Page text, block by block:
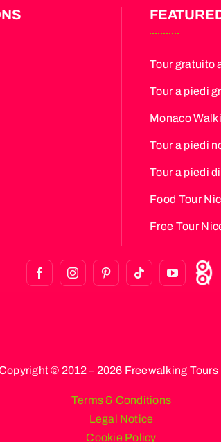
Tour gratuito
Tour a piedi
Monaco
Tour a piedi
Tour a piedi
Food Tour
Free Tour
© 2012 – 2026 Freewalking Tours
Terms & Conditions
Legal Notice
Cookie Policy